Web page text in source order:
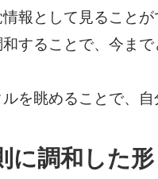
報として見ること
することで、今ま
を眺めることで、
に調和した形